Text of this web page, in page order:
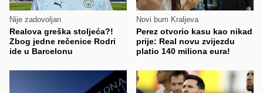
Nije zadovoljan
Realova greška stoljeća?!
Zbog jedne rečenice Rodri
ide u Barcelonu
Novi bum Kraljeva
Perez otvorio kasu kao nikad
prije: Real novu zvijezdu
platio 140 miliona eura!